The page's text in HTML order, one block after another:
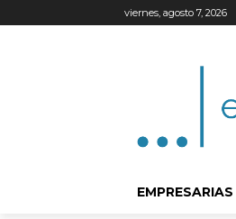
viernes, agosto 7, 2026
EMPRESARIAS